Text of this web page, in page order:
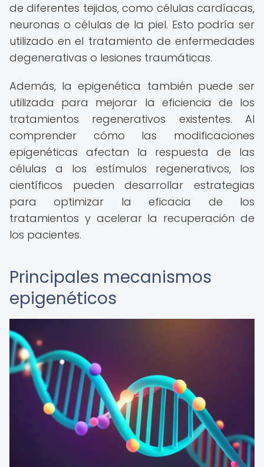
de diferentes tejidos, como células cardíacas,
neuronas o células de la piel. Esto podría ser
utilizado en el tratamiento de enfermedades
degenerativas o lesiones traumáticas.
Además, la epigenética también puede ser
utilizada para mejorar la eficiencia de los
tratamientos regenerativos existentes. Al
comprender cómo las modificaciones
epigenéticas afectan la respuesta de las
células a los estímulos regenerativos, los
científicos pueden desarrollar estrategias
para optimizar la eficacia de los
tratamientos y acelerar la recuperación de
los pacientes.
Principales mecanismos
epigenéticos